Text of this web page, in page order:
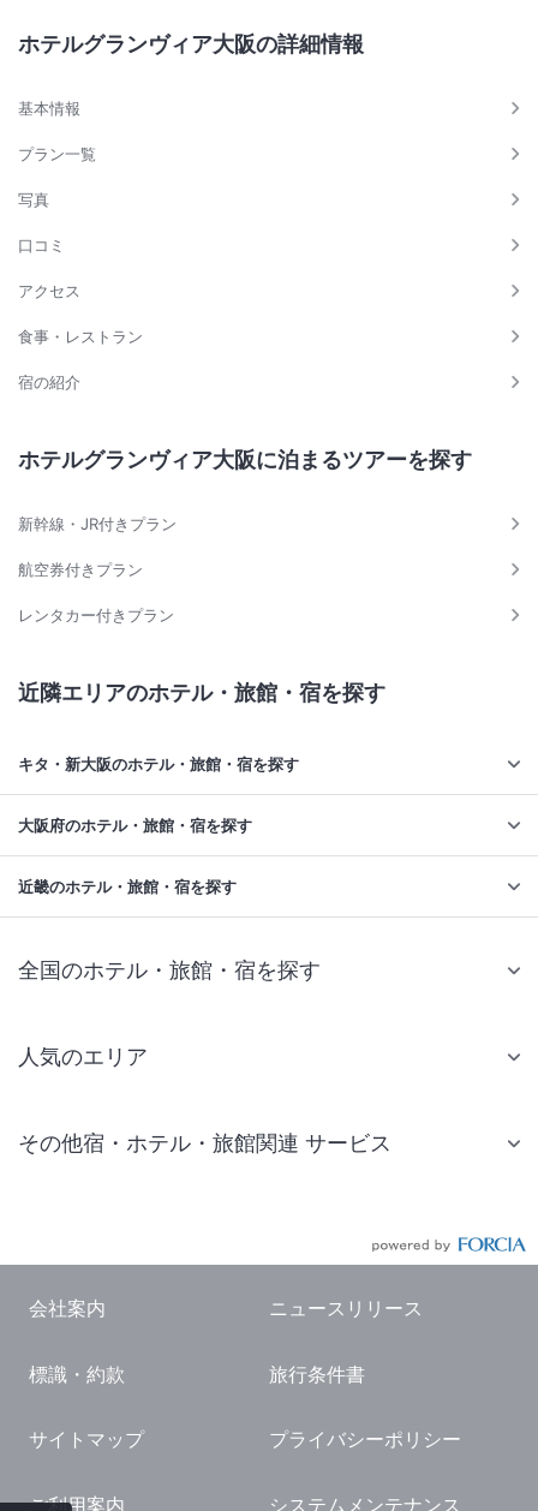
ホテルグランヴィア大阪の詳細情報
基本情報
プラン一覧
写真
口コミ
アクセス
食事・レストラン
宿の紹介
ホテルグランヴィア大阪に泊まるツアーを探す
新幹線・JR付きプラン
航空券付きプラン
レンタカー付きプラン
近隣エリアのホテル・旅館・宿を探す
キタ・新大阪のホテル・旅館・宿を探す
大阪府のホテル・旅館・宿を探す
近畿のホテル・旅館・宿を探す
全国のホテル・旅館・宿を探す
人気のエリア
仙台 ホテル
東京ドーム ホテル
横浜 ホテル
熱海 ホテル
その他宿・ホテル・旅館関連 サービス
国内観光ガイド
旅行・観光情報
会社案内 ニュースリリース
標識・約款 旅行条件書
サイトマップ プライバシーポリシー
ご利用案内 システムメンテナンス